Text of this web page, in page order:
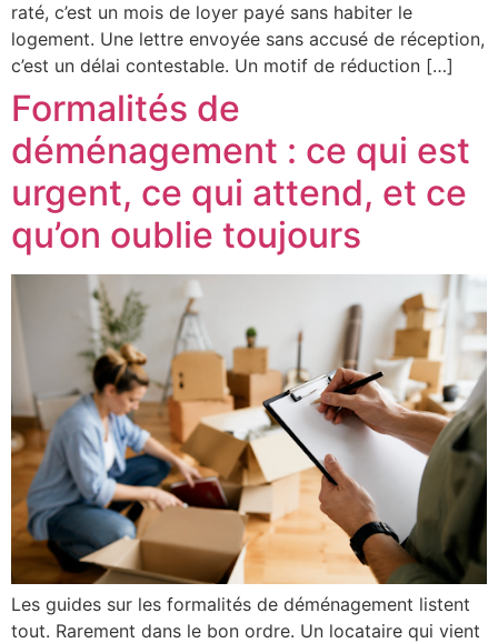
raté, c’est un mois de loyer payé sans habiter le
logement. Une lettre envoyée sans accusé de réception,
c’est un délai contestable. Un motif de réduction […]
Formalités de
déménagement : ce qui est
urgent, ce qui attend, et ce
qu’on oublie toujours
Les guides sur les formalités de déménagement listent
tout. Rarement dans le bon ordre. Un locataire qui vient